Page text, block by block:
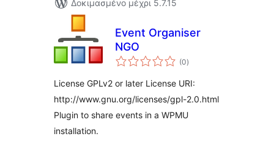
Δοκιμασμένο μέχρι 5.7.15
Event Organiser
NGO
(0αξιολογήσεις
σύνολο
)
License GPLv2 or later License URI:
http://www.gnu.org/licenses/gpl-2.0.html
Plugin to share events in a WPMU
installation.